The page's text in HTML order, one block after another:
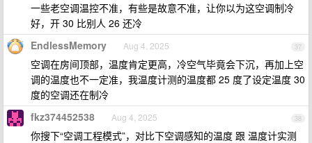
一些老空调温控不准，有些是故意不准，让你以为这空调制冷
好，开 30 比别人 26 还冷
37
EndlessMemory Aug 4, 2025
空调在房间顶部，温度肯定更高，冷空气毕竟会下沉，再加上空
调的温度也不一定准，我温度计测的温度都 25 度了设定温度 30
度的空调还在制冷
38
fkz374452538 Aug 4, 2025
你搜下“空调工程模式”，对比下空调感知的温度 跟 温度计实测